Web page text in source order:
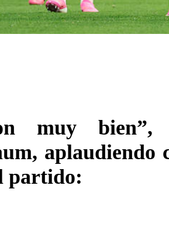
muy
partido: